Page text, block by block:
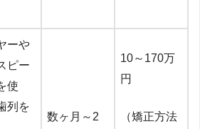
ーや
ピー
使
列を
数ヶ月～2
10～170万
円
（矯正方法